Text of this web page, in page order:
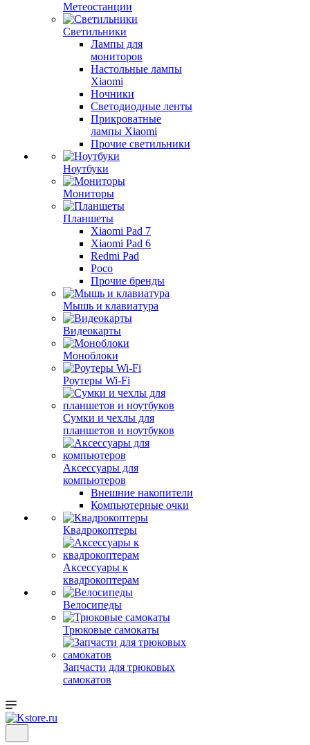
Метеостанции
Светильники
Лампы для
мониторов
Настольные лампы
Xiaomi
Ночники
Светодиодные ленты
Прикроватные
лампы Xiaomi
Прочие светильники
Ноутбуки
Мониторы
Планшеты
Xiaomi Pad 7
Xiaomi Pad 6
Redmi Pad
Poco
Прочие бренды
Мышь и клавиатура
Видеокарты
Моноблоки
Роутеры Wi-Fi
Сумки и чехлы для
планшетов и ноутбуков
Аксессуары для
компьютеров
Внешние накопители
Компьютерные очки
Квадрокоптеры
Аксессуары к
квадрокоптерам
Велосипеды
Трюковые самокаты
Запчасти для трюковых
самокатов